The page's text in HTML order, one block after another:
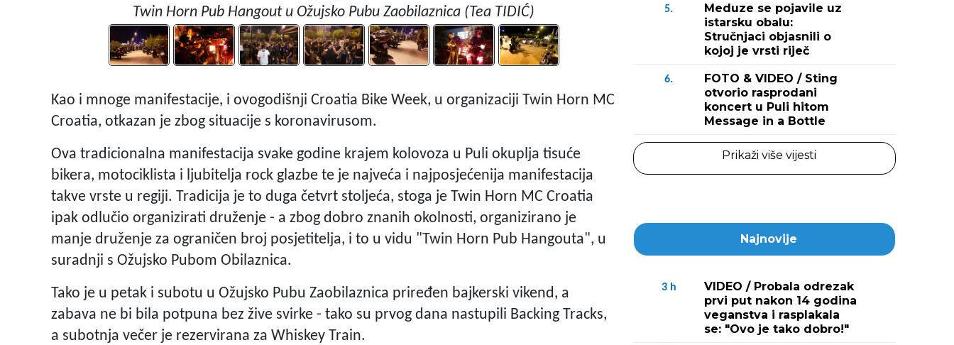
Twin Horn Pub Hangout u Ožujsko Pubu Zaobilaznica (Tea TIDIĆ)
Twin Horn Pub Hangout u Ožujsko
Kao i mnoge manifestacije, i ovogodišnji Croatia Bike Week, u organizaciji Twin Horn MC
Croatia, otkazan je zbog situacije s koronavirusom.
Ova tradicionalna manifestacija svake godine krajem kolovoza u Puli okuplja tisuće
bikera, motociklista i ljubitelja rock glazbe te je najveća i najposjećenija manifestacija
takve vrste u regiji. Tradicija je to duga četvrt stoljeća, stoga je Twin Horn MC Croatia
ipak odlučio organizirati druženje - a zbog dobro znanih okolnosti, organizirano je
manje druženje za ograničen broj posjetitelja, i to u vidu "Twin Horn Pub Hangouta", u
suradnji s Ožujsko Pubom Obilaznica.
Tako je u petak i subotu u Ožujsko Pubu Zaobilaznica priređen bajkerski vikend, a
zabava ne bi bila potpuna bez žive svirke - tako su prvog dana nastupili Backing Tracks,
a subotnja večer je rezervirana za Whiskey Train.
5.
Meduze se pojavile uz
istarsku obalu:
Stručnjaci objasnili o
kojoj je vrsti riječ
6.
FOTO & VIDEO / Sting
otvorio rasprodani
koncert u Puli hitom
Message in a Bottle
Prikaži više vijesti
Najnovije
3 h
VIDEO / Probala odrezak
prvi put nakon 14 godina
veganstva i rasplakala
se: "Ovo je tako dobro!"